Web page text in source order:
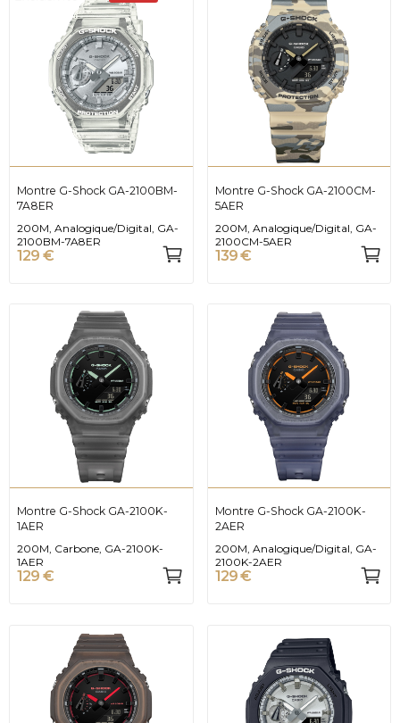
Montre G-Shock GA-2100BM-
7A8ER
200M, Analogique/Digital, GA-
2100BM-7A8ER
129 €
Montre G-Shock GA-2100CM-
5AER
200M, Analogique/Digital, GA-
2100CM-5AER
139 €
Montre G-Shock GA-2100K-
1AER
200M, Carbone, GA-2100K-
1AER
129 €
Montre G-Shock GA-2100K-
2AER
200M, Analogique/Digital, GA-
2100K-2AER
129 €